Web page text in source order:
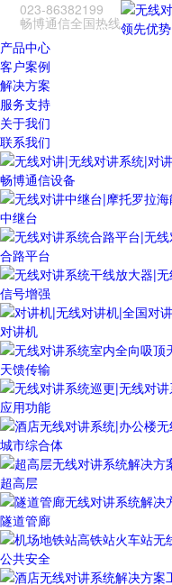
023-86382199
畅博通信全国热线领先优势
产品中心
客户案例
解决方案
服务支持
关于我们
联系我们
畅博通信设备
中继台
合路平台
信号增强
对讲机
天馈传输
应用功能
城市综合体
超高层
隧道管廊
公共安全